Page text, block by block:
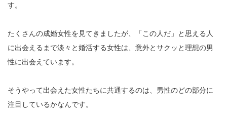
す。
たくさんの成婚女性を見てきましたが、「この人だ」と思える人
に出会えるまで淡々と婚活する女性は、意外とサクッと理想の男
性に出会えています。
そうやって出会えた女性たちに共通するのは、男性のどの部分に
注目しているかなんです。